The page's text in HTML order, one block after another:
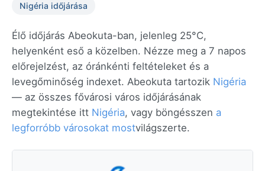
Nigéria időjárása
Élő időjárás Abeokuta-ban, jelenleg 25°C,
helyenként eső a közelben. Nézze meg a 7 napos
előrejelzést, az óránkénti feltételeket és a
levegőminőség indexet. Abeokuta tartozik Nigéria
— az összes fővárosi város időjárásának
megtekintése itt Nigéria, vagy böngésszen a
legforróbb városokat mostvilágszerte.